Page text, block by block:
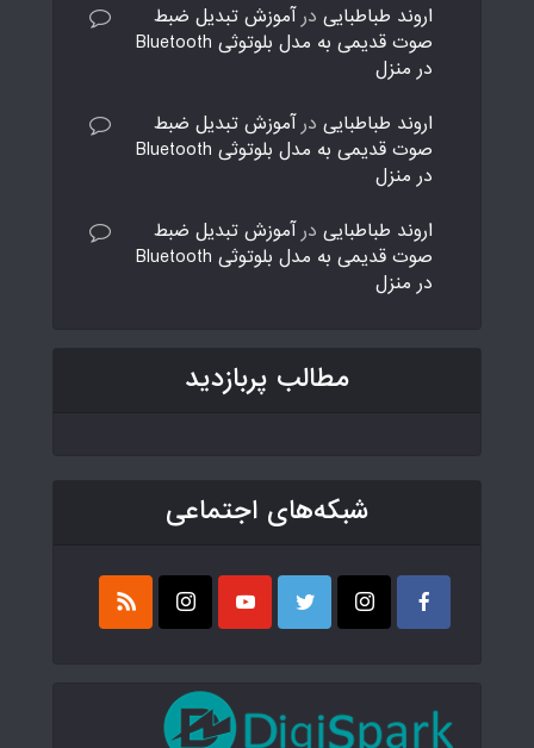
اروند طباطبایی درآموزش تبدیل ضبط
صوت قدیمی به مدل بلوتوثی Bluetooth
در منزل
اروند طباطبایی درآموزش تبدیل ضبط
صوت قدیمی به مدل بلوتوثی Bluetooth
در منزل
اروند طباطبایی درآموزش تبدیل ضبط
صوت قدیمی به مدل بلوتوثی Bluetooth
در منزل
مطالب پربازدید
شبکه‌های اجتماعی